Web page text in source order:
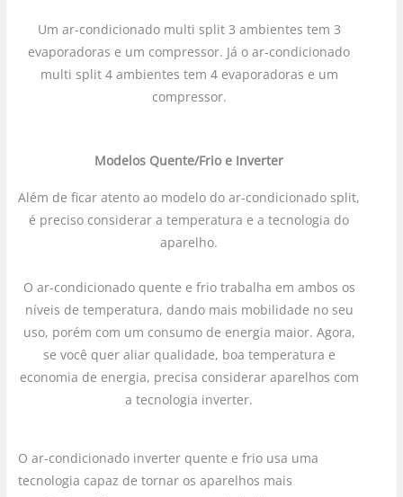
Um ar-condicionado multi split 3 ambientes tem 3
evaporadoras e um compressor. Já o ar-condicionado
multi split 4 ambientes tem 4 evaporadoras e um
compressor.
Modelos Quente/Frio e Inverter
Além de ficar atento ao modelo do ar-condicionado split,
é preciso considerar a temperatura e a tecnologia do
aparelho.
O ar-condicionado quente e frio trabalha em ambos os
níveis de temperatura, dando mais mobilidade no seu
uso, porém com um consumo de energia maior. Agora,
se você quer aliar qualidade, boa temperatura e
economia de energia, precisa considerar aparelhos com
a tecnologia inverter.
O ar-condicionado inverter quente e frio usa uma
tecnologia capaz de tornar os aparelhos mais